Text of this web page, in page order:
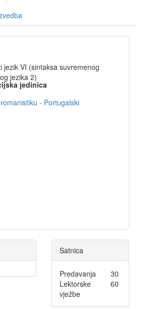
jezik VI (sintaksa suvremenog
jezika 2)
jedinica
- Portugalski
Satnica
Predavanja
30
Lektorske
vježbe
60